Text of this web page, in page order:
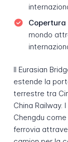
mondo
Il Eurasian
estende la
terrestre tra
China Railway.
Chengdu
ferrovia